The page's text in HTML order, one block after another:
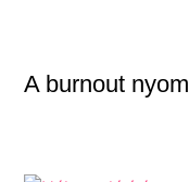
A burnout